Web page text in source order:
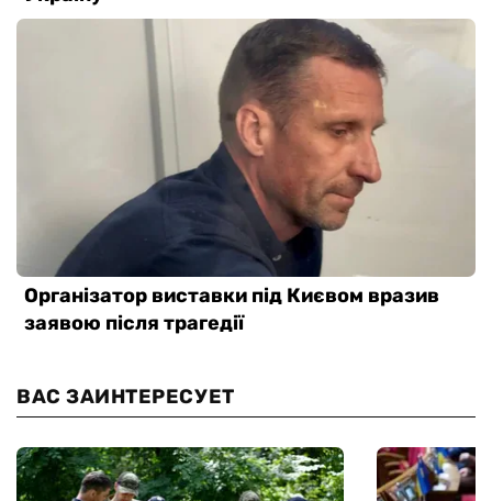
ВАС ЗАИНТЕРЕСУЕТ